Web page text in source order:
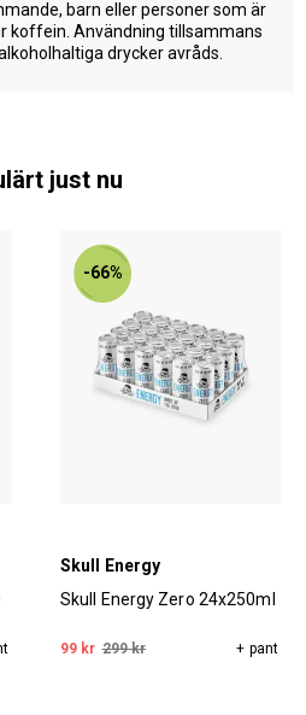
barn eller personer som är
koffein. Användning tillsammans
drycker avråds.
just nu
-66%
Skull Energy
Skull Energy Zero 24x250ml
99 kr 299 kr + pant